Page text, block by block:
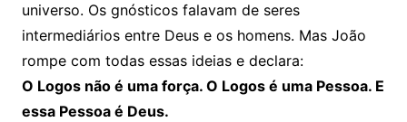
universo. Os gnósticos falavam de seres
intermediários entre Deus e os homens. Mas João
rompe com todas essas ideias e declara:
O Logos não é uma força. O Logos é uma Pessoa. E
essa Pessoa é Deus.